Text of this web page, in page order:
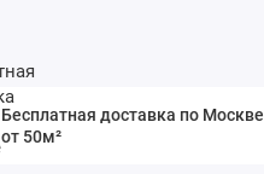
Бесплатная доставка по Москве
от 50м²